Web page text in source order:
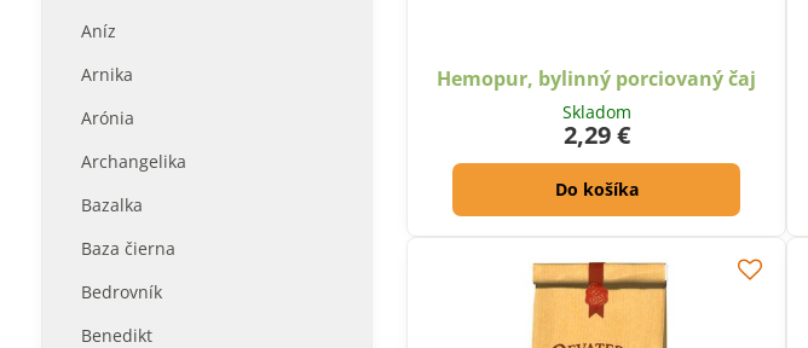
Hemopur, bylinný porciovaný čaj
Skladom
2,29 €
Do košíka
Aníz
Arnika
Arónia
Archangelika
Bazalka
Baza čierna
Bedrovník
Benedikt